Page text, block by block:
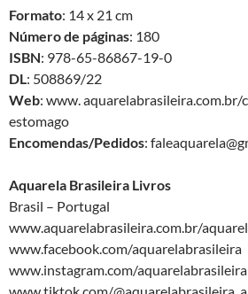
Formato: 14 x 21 cm
Número de páginas: 180
ISBN: 978-65-86867-19-0
DL : 508869/22
Web: www. aquarelabrasileira.com.br/
estomago
Encomendas/Pedidos:
Aquarela Brasileira Livros
Brasil – Portugal
www.aquarelabrasileira.com.br/
www.facebook.com/aquarelabrasileira
www.instagram.com/
www.tiktok.com/